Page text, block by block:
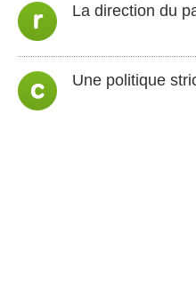
La direction du
Une politique